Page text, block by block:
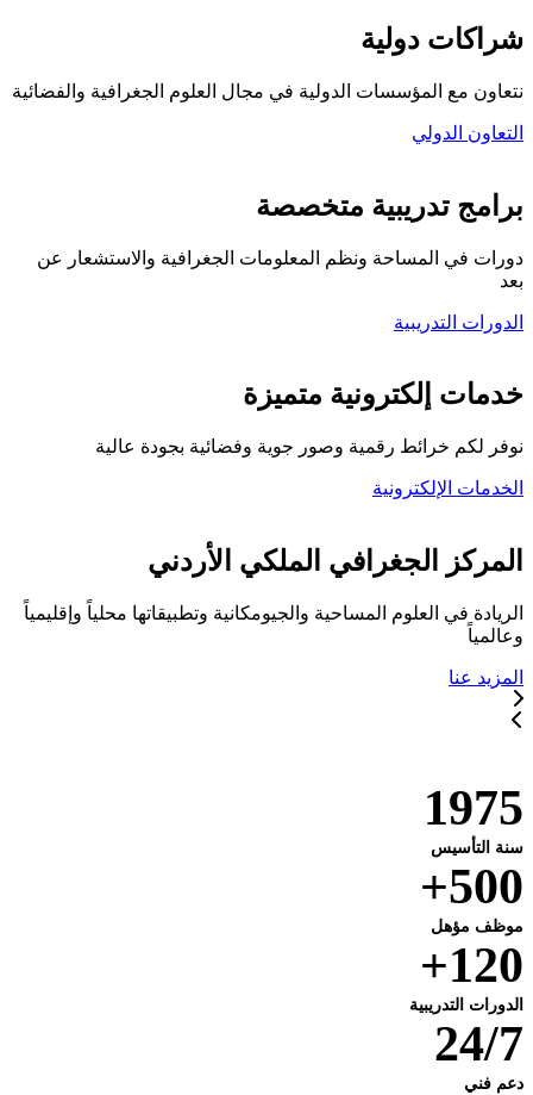
شراكات دولية
نتعاون مع المؤسسات الدولية في مجال العلوم الجغرافية والفضائية
التعاون الدولي
برامج تدريبية متخصصة
دورات في المساحة ونظم المعلومات الجغرافية والاستشعار عن
بعد
الدورات التدريبية
خدمات إلكترونية متميزة
نوفر لكم خرائط رقمية وصور جوية وفضائية بجودة عالية
الخدمات الإلكترونية
المركز الجغرافي الملكي الأردني
الريادة في العلوم المساحية والجيومكانية وتطبيقاتها محلياً وإقليمياً
وعالمياً
المزيد عنا
1975
سنة التأسيس
500+
موظف مؤهل
120+
الدورات التدريبية
24/7
دعم فني